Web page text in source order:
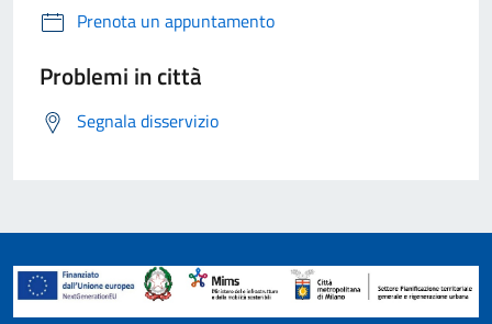
Prenota un appuntamento
Problemi in città
Segnala disservizio